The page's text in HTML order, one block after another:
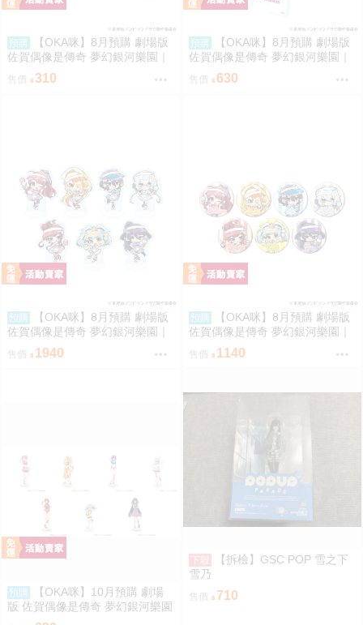
預購
【OKA咪】8月預購 劇場版
佐賀偶像是傳奇 夢幻銀河樂園｜
角色透明收納夾 01/集合款 冰淇
淋店ver.(Q版插畫)
售價 310
預購
【OKA咪】8月預購 劇場版
佐賀偶像是傳奇 夢幻銀河樂園｜
壓克力手機架 01/集合款 冰淇淋
店ver.(Q版插畫)
售價 630
預購
【OKA咪】8月預購 劇場版
佐賀偶像是傳奇 夢幻銀河樂園｜
壓克力迷你立牌 01/全套組(全7
種) 冰淇淋店ver.
售價 1940
預購
【OKA咪】8月預購 劇場版
佐賀偶像是傳奇 夢幻銀河樂園｜
徽章 02/全套組(全7種) 冰淇淋店
ver.(Q版插畫)
售價 1140
預購
【OKA咪】10月預購 劇場
版 佐賀偶像是傳奇 夢幻銀河樂園
｜壓克力立牌 (共7款任選)
下殺
【拆檢】GSC POP 雪之下
雪乃
710